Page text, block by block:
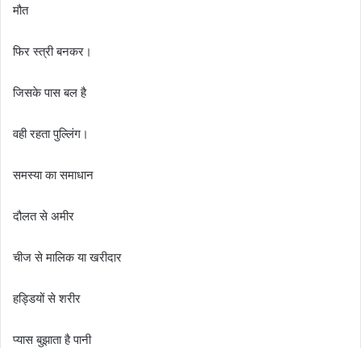
मौत
फिर स्त्री बनकर।
जिसके पास बल है
वही रहता पुल्लिंग।
समस्या का समाधान
दौलत से अमीर
चीज से मालिक या खरीदार
हड्डियों से शरीर
प्यास बुझाता है पानी